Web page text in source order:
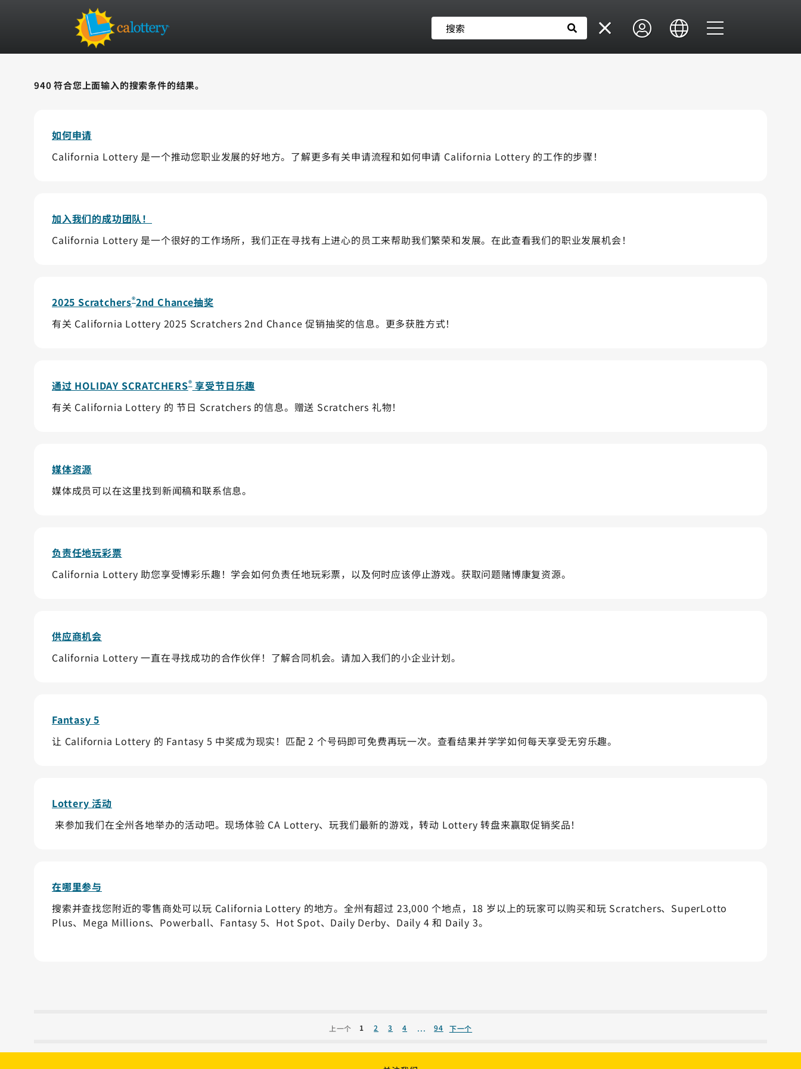
940 符合您上面输入的搜索条件的结果。
如何申请
California Lottery 是一个推动您职业发展的好地方。了解更多有关申请流程和如何申请 California Lottery 的工作的步骤！
加入我们的成功团队！
California Lottery 是一个很好的工作场所，我们正在寻找有上进心的员工来帮助我们繁荣和发展。在此查看我们的职业发展机会！
2025 Scratchers®2nd Chance抽奖
有关 California Lottery 2025 Scratchers 2nd Chance 促销抽奖的信息。更多获胜方式！
通过 HOLIDAY SCRATCHERS®享受节日乐趣
有关 California Lottery 的 节日 Scratchers 的信息。赠送 Scratchers 礼物！
媒体资源
媒体成员可以在这里找到新闻稿和联系信息。
负责任地玩彩票
California Lottery 助您享受博彩乐趣！学会如何负责任地玩彩票，以及何时应该停止游戏。获取问题赌博康复资源。
供应商机会
California Lottery 一直在寻找成功的合作伙伴！了解合同机会。请加入我们的小企业计划。
Fantasy 5
让 California Lottery 的 Fantasy 5 中奖成为现实！匹配 2 个号码即可免费再玩一次。查看结果并学学如何每天享受无穷乐趣。
Lottery 活动
来参加我们在全州各地举办的活动吧。现场体验 CA Lottery、玩我们最新的游戏，转动 Lottery 转盘来赢取促销奖品！
在哪里参与
搜索并查找您附近的零售商处可以玩 California Lottery 的地方。全州有超过 23,000 个地点，18 岁以上的玩家可以购买和玩 Scratchers、SuperLotto
Plus、Mega Millions、Powerball、Fantasy 5、Hot Spot、Daily Derby、Daily 4 和 Daily 3。
上一个 1 2 3 4 ... 94 下一个